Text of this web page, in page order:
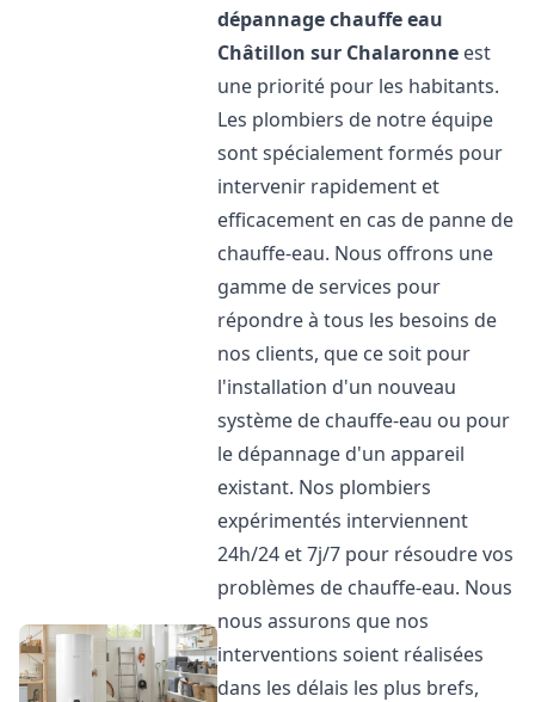
dépannage chauffe eau
Châtillon sur Chalaronne est
une priorité pour les habitants.
Les plombiers de notre équipe
sont spécialement formés pour
intervenir rapidement et
efficacement en cas de panne de
chauffe-eau. Nous offrons une
gamme de services pour
répondre à tous les besoins de
nos clients, que ce soit pour
l'installation d'un nouveau
système de chauffe-eau ou pour
le dépannage d'un appareil
existant. Nos plombiers
expérimentés interviennent
24h/24 et 7j/7 pour résoudre vos
problèmes de chauffe-eau. Nous
nous assurons que nos
interventions soient réalisées
dans les délais les plus brefs,